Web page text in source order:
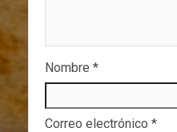
Nombre *
Correo electrónico *